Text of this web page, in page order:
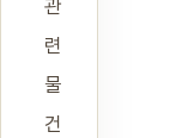
관
련
물
건